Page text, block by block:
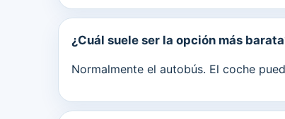
¿Cuál suele ser la opción más
Normalmente el autobús. El coche